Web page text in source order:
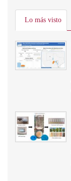
Lo más visto